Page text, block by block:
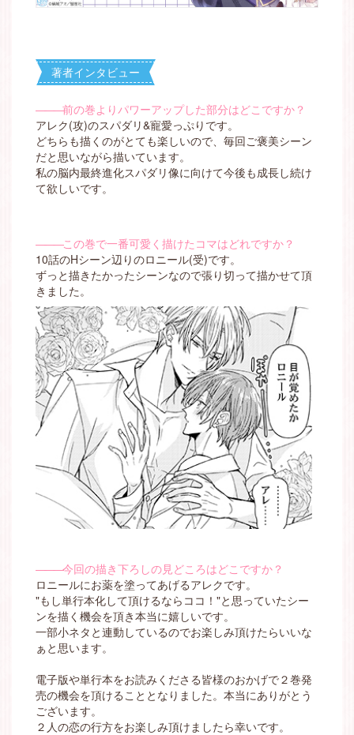
著者インタビュー
―――前の巻よりパワーアップした部分はどこですか？
アレク(攻)のスパダリ&寵愛っぷりです。
どちらも描くのがとても楽しいので、毎回ご褒美シーン
だと思いながら描いています。
私の脳内最終進化スパダリ像に向けて今後も成長し続け
て欲しいです。
―――この巻で一番可愛く描けたコマはどれですか？
10話のHシーン辺りのロニール(受)です。
ずっと描きたかったシーンなので張り切って描かせて頂
きました。
―――今回の描き下ろしの見どころはどこですか？
ロニールにお薬を塗ってあげるアレクです。
"もし単行本化して頂けるならココ！"と思っていたシー
ンを描く機会を頂き本当に嬉しいです。
一部小ネタと連動しているのでお楽しみ頂けたらいいな
ぁと思います。
電子版や単行本をお読みくださる皆様のおかげで２巻発
売の機会を頂けることとなりました。本当にありがとう
ございます。
２人の恋の行方をお楽しみ頂けましたら幸いです。